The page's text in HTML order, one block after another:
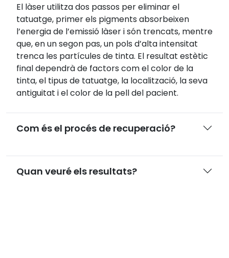
El làser utilitza dos passos per eliminar el
tatuatge, primer els pigments absorbeixen
l’energia de l’emissió làser i són trencats, mentre
que, en un segon pas, un pols d’alta intensitat
trenca les partícules de tinta. El resultat estètic
final dependrà de factors com el color de la
tinta, el tipus de tatuatge, la localització, la seva
antiguitat i el color de la pell del pacient.
Com és el procés de recuperació?
Quan veuré els resultats?